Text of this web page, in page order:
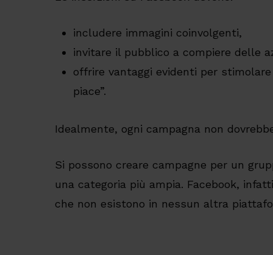
includere immagini coinvolgenti,
invitare il pubblico a compiere delle
offrire vantaggi evidenti per
piace”.
Idealmente, ogni campagna non
Si possono creare campagne per un
una categoria più ampia. Facebook,
che non esistono in nessun altra